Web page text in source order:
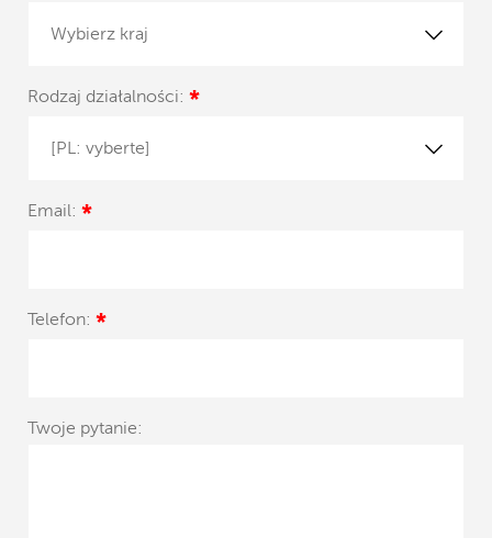
Wybierz kraj
Rodzaj działalności: *
[PL: vyberte]
Email: *
Telefon: *
Twoje pytanie: